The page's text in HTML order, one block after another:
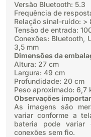
Versão Bluetooth: 5.3
Frequência de
Relação sinal-ruído: >
Tensão de entrada:
Conexões: Bluetooth,
3,5 mm
Dimensões da
Altura: 27 cm
Largura: 49 cm
Profundidade: 20 cm
Peso aproximado: 6,7
Observações
As imagens são
variar conforme a
bateria pode
conexões sem fio.